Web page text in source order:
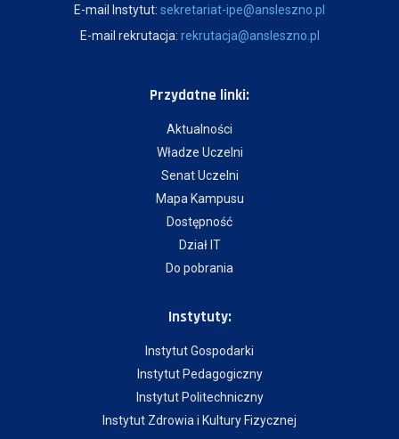
E-mail Instytut: sekretariat-ipe@ansleszno.pl
E-mail rekrutacja: rekrutacja@ansleszno.pl
Przydatne linki:
Aktualności
Władze Uczelni
Senat Uczelni
Mapa Kampusu
Dostępność
Dział IT
Do pobrania
Instytuty:
Instytut Gospodarki
Instytut Pedagogiczny
Instytut Politechniczny
Instytut Zdrowia i Kultury Fizycznej